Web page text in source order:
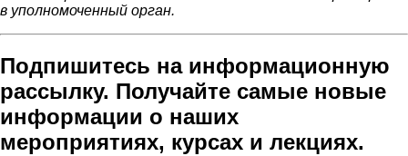
в уполномоченный орган.
Подпишитесь на информационную
рассылку. Получайте самые новые
информации о наших
мероприятиях, курсах и лекциях.